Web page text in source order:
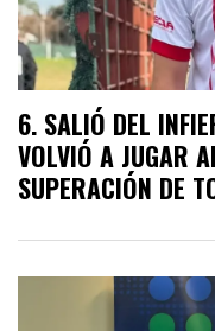
SALIÓ DEL
VOLVIÓ A JUGAR
SUPERACIÓN DE